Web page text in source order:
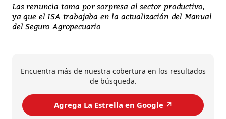
Las renuncia toma por sorpresa al sector productivo,
ya que el ISA trabajaba en la actualización del Manual
del Seguro Agropecuario
Encuentra más de nuestra cobertura en los resultados
de búsqueda.
Agrega La Estrella en Google ↗️